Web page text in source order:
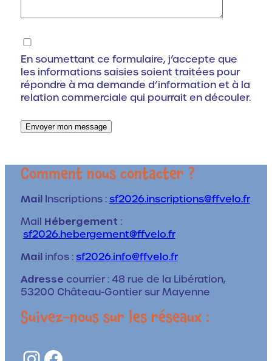
En soumettant ce formulaire, j’accepte que
les informations saisies soient traitées pour
répondre à ma demande d’information et à la
relation commerciale qui pourrait en découler.
Envoyer mon message
Comment nous contacter ?
MailInscriptions :sf2026.inscriptions@ffvelo.fr
Mail Hébergement :
sf2026.hebergement@ffvelo.fr
Mailinfos :sf2026.info@ffvelo.fr
Adresse courrier : 48 rue de la Libération,
53200 Château-Gontier sur Mayenne
Suivez-nous sur les réseaux :